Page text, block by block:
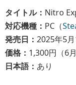
タイトル： Nitro
対応機種： PC（
発売日： 2025年5
価格： 1,300円（6
日本語： あり